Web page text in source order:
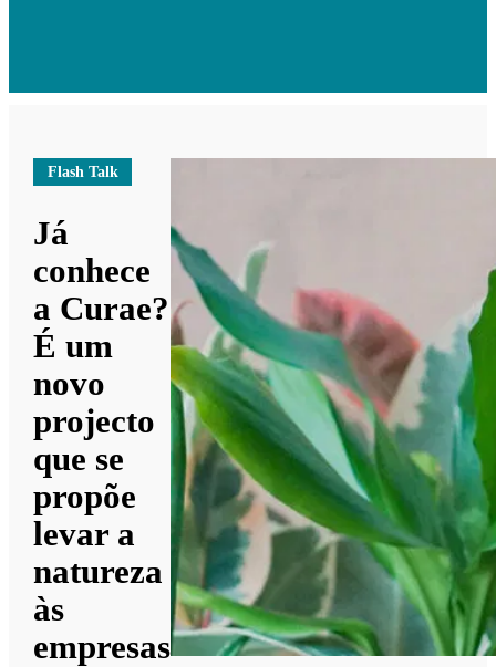
Flash Talk
Já
conhece
a Curae?
É um
novo
projecto
que se
propõe
levar a
natureza
às
empresas